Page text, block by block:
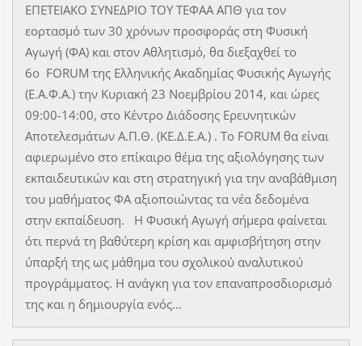
ΕΠΕΤΕΙΑΚΟ ΣΥΝΕΔΡΙΟ ΤΟΥ ΤΕΦΑΑ ΑΠΘ για τον
εορτασμό των 30 χρόνων προσφοράς στη Φυσική
Αγωγή (ΦΑ) και στον Αθλητισμό, θα διεξαχθεί το
6ο FORUM της Ελληνικής Ακαδημίας Φυσικής Αγωγής
(Ε.Α.Φ.Α.) την Κυριακή 23 Νοεμβρίου 2014, και ώρες
09:00-14:00, στο Κέντρο Διάδοσης Ερευνητικών
Αποτελεσμάτων Α.Π.Θ. (ΚΕ.Δ.Ε.Α.) . Το FORUM θα είναι
αφιερωμένο στο επίκαιρο θέμα της αξιολόγησης των
εκπαιδευτικών και στη στρατηγική για την αναβάθμιση
του μαθήματος ΦΑ αξιοποιώντας τα νέα δεδομένα
στην εκπαίδευση. Η Φυσική Αγωγή σήμερα φαίνεται
ότι περνά τη βαθύτερη κρίση και αμφισβήτηση στην
ύπαρξή της ως μάθημα του σχολικού αναλυτικού
προγράμματος. Η ανάγκη για τον επαναπροσδιορισμό
της και η δημιουργία ενός...